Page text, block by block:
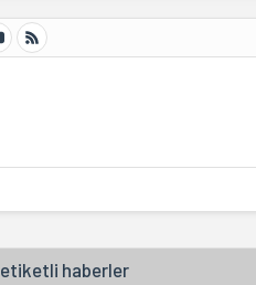
etiketli haberler